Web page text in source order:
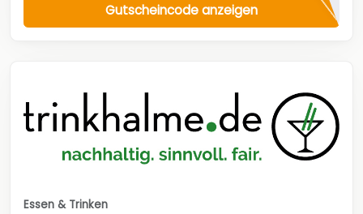
Gutscheincode anzeigen
Essen & Trinken